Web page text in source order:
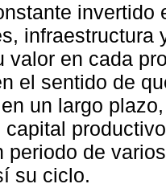
invertido
infraestructura
valor en cada
el sentido de
un largo
capital
periodo de
su ciclo.